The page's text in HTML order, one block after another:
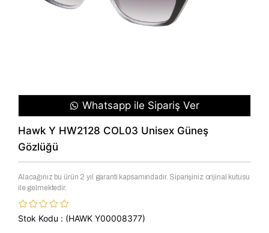
Whatsapp ile Sipariş Ver
Hawk Y HW2128 COL03 Unisex Güneş
Gözlüğü
Alacağınız bu ürün 2 yıl garanti kapsamındadır. Siparişiniz orijinal kutusu
ile gelmektedir.
Stok Kodu (HAWK Y00008377)